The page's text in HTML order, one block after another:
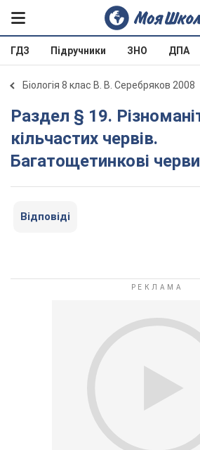
ГДЗ Підручники ЗНО ДПА
Біологія 8 клас В. В. Серебряков 2008
Раздел § 19. Різноманітність
кільчастих червів.
Багатощетинкові черви
Відповіді